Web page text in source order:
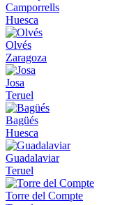
Camporrells
Huesca
Olvés
Zaragoza
Josa
Teruel
Bagüés
Huesca
Guadalaviar
Teruel
Torre del Compte